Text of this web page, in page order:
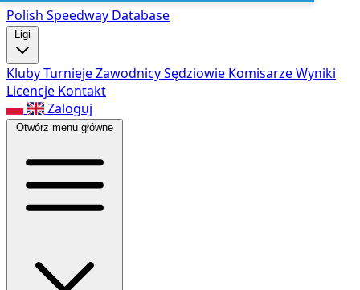
Polish Speedway Database
Ligi
KlubyTurniejeZawodnicySędziowie KomisarzeWyniki
Licencje Kontakt
Zaloguj
Otwórz menu główne